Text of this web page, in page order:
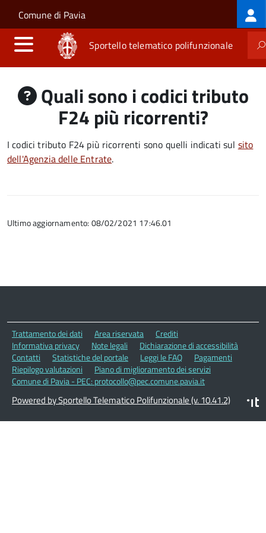
Salta al contenuto principale
Skip to site navigation
Comune di Pavia
Sportello telematico polifunzionale
Quali sono i codici tributo
F24 più ricorrenti?
I codici tributo F24 più ricorrenti sono quelli indicati sul sito
dell'Agenzia delle Entrate.
Ultimo aggiornamento: 08/02/2021 17:46.01
Trattamento dei dati Area riservata
Crediti
Informativa privacy
Note legali
Dichiarazione di accessibilità
Contatti
Statistiche del portale Leggi le FAQ
Pagamenti
Riepilogo valutazioni
Piano di miglioramento dei servizi
Comune di Pavia - PEC: protocollo@pec.comune.pavia.it
Powered by Sportello Telematico Polifunzionale (v. 10.41.2)